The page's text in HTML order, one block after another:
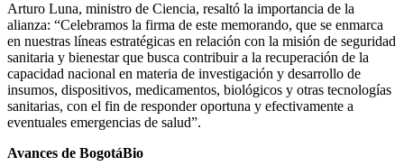
Arturo Luna, ministro de Ciencia, resaltó la importancia de la
alianza: “Celebramos la firma de este memorando, que se enmarca
en nuestras líneas estratégicas en relación con la misión de seguridad
sanitaria y bienestar que busca contribuir a la recuperación de la
capacidad nacional en materia de investigación y desarrollo de
insumos, dispositivos, medicamentos, biológicos y otras tecnologías
sanitarias, con el fin de responder oportuna y efectivamente a
eventuales emergencias de salud”.
Avances de BogotáBio